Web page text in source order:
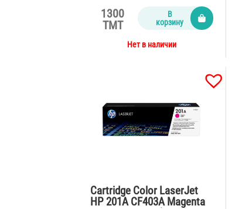
pages)
1300
TMT
В
корзину
Нет в наличии
Cartridge Color LaserJet
HP 201A CF403A Magenta